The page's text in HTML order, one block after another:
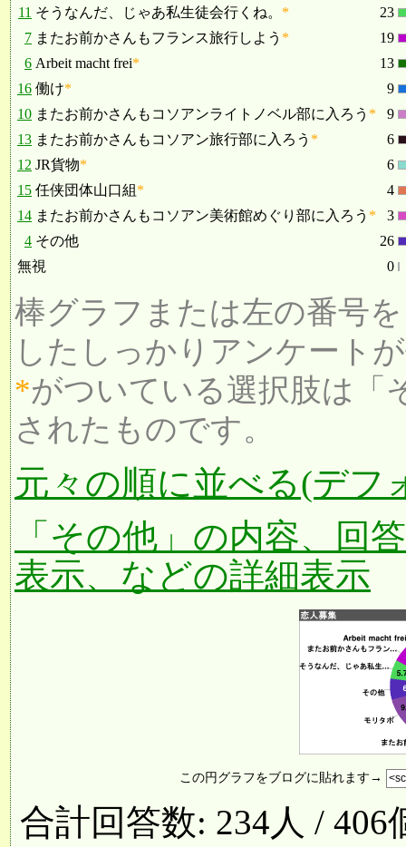
11 そうなんだ、じゃあ私生徒会行くね。 *
23
7 またお前かさんもフランス旅行しよう *
19
6 Arbeit macht frei*
13
16 働け*
9
10 またお前かさんもコソアンライトノベル部に入ろう *
9
13 またお前かさんもコソアン旅行部に入ろう *
6
12 JR貨物*
6
15 任侠団体山口組*
4
14 またお前かさんもコソアン美術館めぐり部に入ろう *
3
4 その他
26
無視
0
棒グラフまたは左の番号
したしっかりアンケート
*がついている選択肢は「
されたものです。
元々の順に並べる(デフ
「その他」の内容、回
表示、などの詳細表示
この円グラフをブログに貼れます→
合計回答数: 234人 / 406